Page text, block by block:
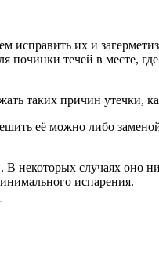
их и
течей в месте,
таких причин утечки,
её можно либо
некоторых случаях оно
испарения.